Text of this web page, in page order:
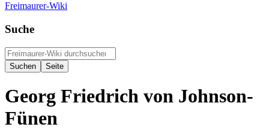
Freimaurer-Wiki
Suche
Georg Friedrich von Johnson-
Fünen